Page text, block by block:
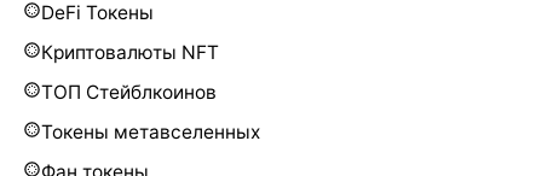
DeFi Токены
Криптовалюты NFT
ТОП Стейблкоинов
Токены метавселенных